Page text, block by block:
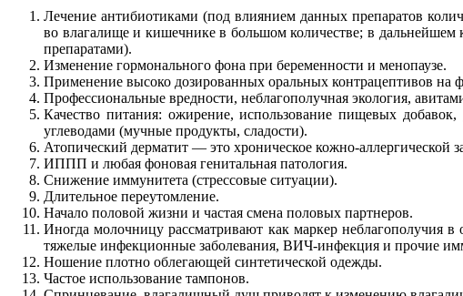
Лечение антибиотиками (под влиянием данных препаратов
во влагалище и кишечнике в большом количестве; в
препаратами).
Изменение гормонального фона при беременности и менопаузе.
Применение высоко дозированных оральных контрацептивов на
Профессиональные вредности, неблагополучная экология,
Качество питания: ожирение, использование пищевых добавок,
углеводами (мучные продукты, сладости).
Атопический дерматит — это хроническое кожно-аллергической
ИППП и любая фоновая генитальная патология.
Снижение иммунитета (стрессовые ситуации).
Длительное переутомление.
Начало половой жизни и частая смена половых партнеров.
Иногда молочницу рассматривают как маркер неблагополучия
тяжелые инфекционные заболевания, ВИЧ-инфекция и прочие
Ношение плотно облегающей синтетической одежды.
Частое использование тампонов.